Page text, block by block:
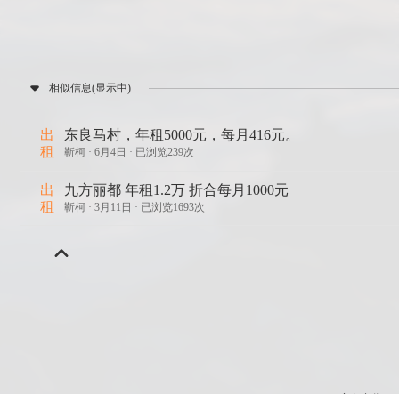
相似信息(显示中)
出
租
东良马村，年租5000元，每月416元。
靳柯 ·6月4日 · 已浏览239次
出
租
九方丽都 年租1.2万 折合每月1000元
靳柯 ·3月11日 · 已浏览1693次